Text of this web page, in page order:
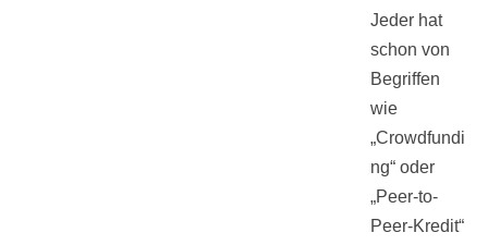
Jeder hat
schon von
Begriffen
wie
„Crowdfundi
ng“ oder
„Peer-to-
Peer-Kredit“